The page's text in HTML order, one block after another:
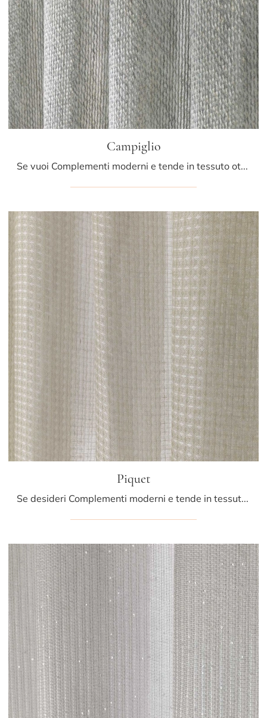
Campiglio
Se vuoi Complementi moderni e tende in tessuto ottieni informazioni sul modello Campiglio della firma Athena Collezioni.
Piquet
Se desideri Complementi moderni e tende in tessuto ottieni informazioni sul modello Piquet del marchio Athena Collezioni.